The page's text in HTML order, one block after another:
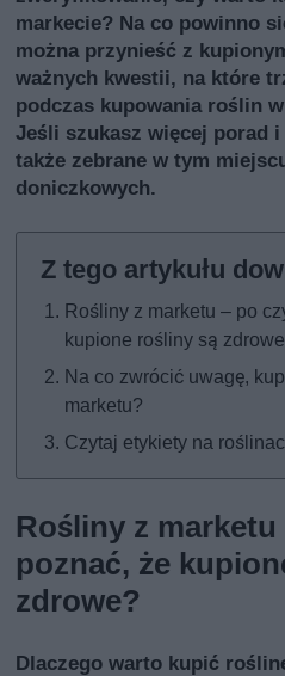
markecie? Na co powinno
można przynieść z
ważnych kwestii, na które
podczas kupowania roślin
Jeśli szukasz więcej porad
także zebrane w tym
doniczkowych.
Rośliny z marketu – po
kupione rośliny są
Na co zwrócić uwagę,
marketu?
Czytaj etykiety na
Rośliny z
poznać, że
zdrowe?
Dlaczego warto kupić